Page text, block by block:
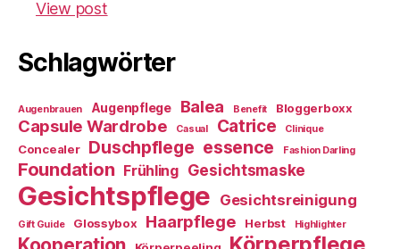
View post
Schlagwörter
Augenbrauen Augenpflege Balea Benefit Bloggerboxx
Capsule Wardrobe Casual Catrice Clinique
Concealer Duschpflege essence Fashion Darling
Foundation Frühling Gesichtsmaske
Gesichtspflege Gesichtsreinigung
Gift Guide Glossybox Haarpflege Herbst Highlighter